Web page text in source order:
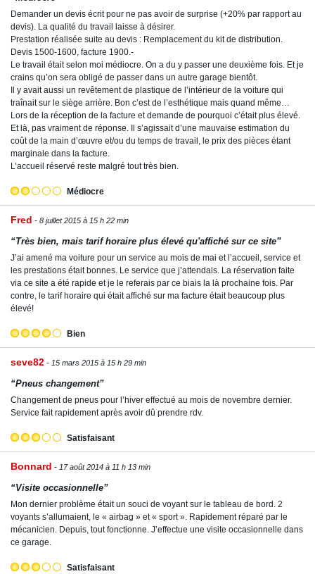
Demander un devis écrit pour ne pas avoir de surprise (+20% par rapport au
devis). La qualité du travail laisse à désirer.
Prestation réalisée suite au devis : Remplacement du kit de distribution.
Devis 1500-1600, facture 1900.-
Le travail était selon moi médiocre. On a du y passer une deuxième fois. Et je
crains qu’on sera obligé de passer dans un autre garage bientôt.
Il y avait aussi un revêtement de plastique de l’intérieur de la voiture qui
traînait sur le siège arrière. Bon c’est de l’esthétique mais quand même…
Lors de la réception de la facture et demande de pourquoi c’était plus élevé.
Et là, pas vraiment de réponse. Il s’agissait d’une mauvaise estimation du
coût de la main d’œuvre et/ou du temps de travail, le prix des pièces étant
marginale dans la facture.
L’accueil réservé reste malgré tout très bien.
Médiocre
Fred 8 juillet 2015 à 15 h 22 min
“Très bien, mais tarif horaire plus élevé qu'affiché sur ce site”
J’ai amené ma voiture pour un service au mois de mai et l’accueil, service et
les prestations était bonnes. Le service que j’attendais. La réservation faite
via ce site a été rapide et je le referais par ce biais la là prochaine fois. Par
contre, le tarif horaire qui était affiché sur ma facture était beaucoup plus
élevé!
Bien
seve82 15 mars 2015 à 15 h 29 min
“Pneus changement”
Changement de pneus pour l’hiver effectué au mois de novembre dernier.
Service fait rapidement après avoir dû prendre rdv.
Satisfaisant
Bonnard 17 août 2014 à 11 h 13 min
“Visite occasionnelle”
Mon dernier problème était un souci de voyant sur le tableau de bord. 2
voyants s’allumaient, le « airbag » et « sport ». Rapidement réparé par le
mécanicien. Depuis, tout fonctionne. J’effectue une visite occasionnelle dans
ce garage.
Satisfaisant